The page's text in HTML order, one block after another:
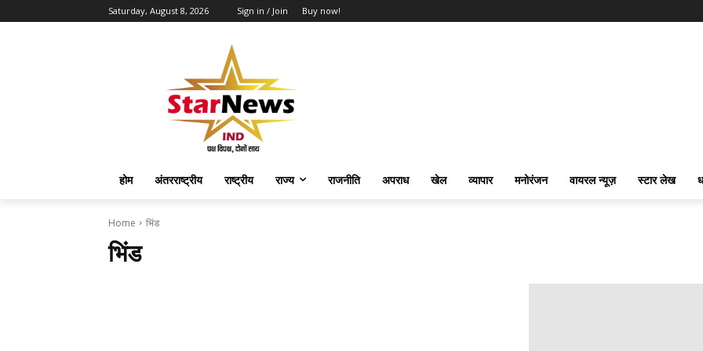
Saturday, August 8, 2026 Sign in / Join Buy now!
होम अंतरराष्ट्रीय राष्ट्रीय राज्य राजनीति अपराध खेल व्यापार मनोरंजन वायरल न्यूज़ स्टार लेख
Home भिंड
भिंड